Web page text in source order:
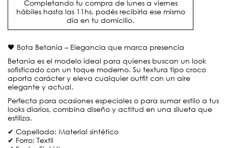
Completando tu compra de lunes a viernes
hábiles hasta las 11hs, podés recibirla ese mismo
día en tu domicilio.
🖤 Bota Betania – Elegancia que marca presencia
Betania es el modelo ideal para quienes buscan un look
sofisticado con un toque moderno. Su textura tipo croco
aporta carácter y eleva cualquier outfit con un aire
elegante y actual.
Perfecta para ocasiones especiales o para sumar estilo a tus
looks diarios, combina diseño y actitud en una silueta que
estiliza.
✔ Capellada: Material sintético
✔ Forro: Textil